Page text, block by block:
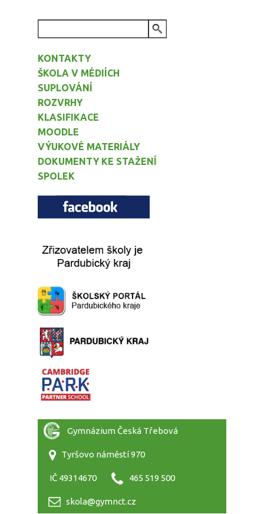
KONTAKTY
ŠKOLA V MÉDIÍCH
SUPLOVÁNÍ
ROZVRHY
KLASIFIKACE
MOODLE
VÝUKOVÉ MATERIÁLY
DOKUMENTY KE STAŽENÍ
SPOLEK
Gymnázium Česká Třebová
Tyršovo náměstí 970
IČ 49314670 465 519 500
skola@gymnct.cz